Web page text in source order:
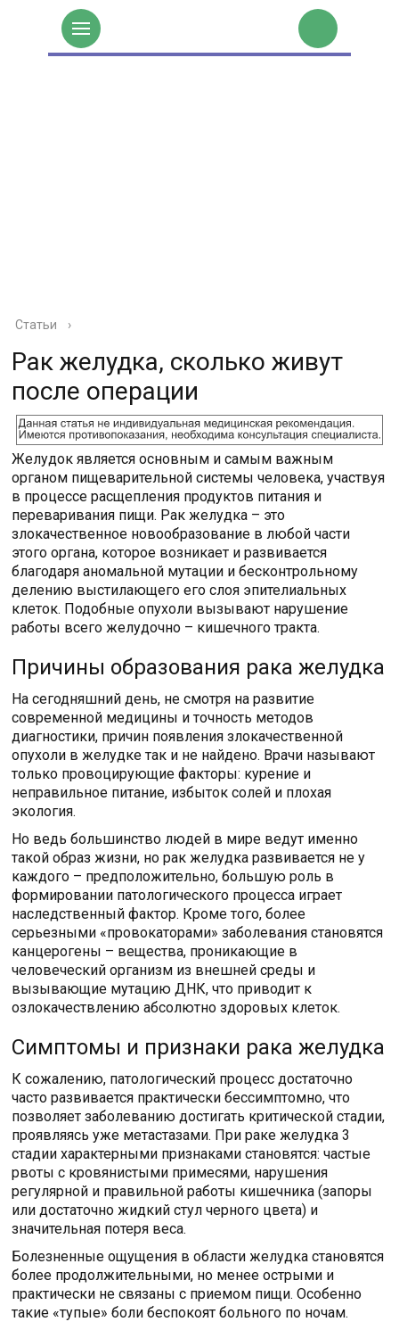
Статьи ›
Рак желудка, сколько живут
после операции
Желудок является основным и самым важным
органом пищеварительной системы человека, участвуя
в процессе расщепления продуктов питания и
переваривания пищи. Рак желудка – это
злокачественное новообразование в любой части
этого органа, которое возникает и развивается
благодаря аномальной мутации и бесконтрольному
делению выстилающего его слоя эпителиальных
клеток. Подобные опухоли вызывают нарушение
работы всего желудочно – кишечного тракта.
Причины образования рака желудка
На сегодняшний день, не смотря на развитие
современной медицины и точность методов
диагностики, причин появления злокачественной
опухоли в желудке так и не найдено. Врачи называют
только провоцирующие факторы: курение и
неправильное питание, избыток солей и плохая
экология.
Но ведь большинство людей в мире ведут именно
такой образ жизни, но рак желудка развивается не у
каждого – предположительно, большую роль в
формировании патологического процесса играет
наследственный фактор. Кроме того, более
серьезными «провокаторами» заболевания становятся
канцерогены – вещества, проникающие в
человеческий организм из внешней среды и
вызывающие мутацию ДНК, что приводит к
озлокачествлению абсолютно здоровых клеток.
Симптомы и признаки рака желудка
К сожалению, патологический процесс достаточно
часто развивается практически бессимптомно, что
позволяет заболеванию достигать критической стадии,
проявляясь уже метастазами. При раке желудка 3
стадии характерными признаками становятся: частые
рвоты с кровянистыми примесями, нарушения
регулярной и правильной работы кишечника (запоры
или достаточно жидкий стул черного цвета) и
значительная потеря веса.
Болезненные ощущения в области желудка становятся
более продолжительными, но менее острыми и
практически не связаны с приемом пищи. Особенно
такие «тупые» боли беспокоят больного по ночам.